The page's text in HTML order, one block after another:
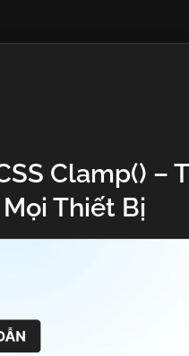
Clamp() –
Thiết Bị